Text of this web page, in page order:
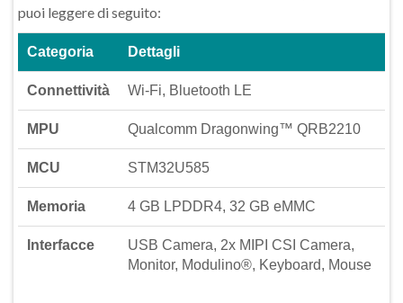
puoi leggere di seguito:
Categoria Dettagli
Connettività Wi-Fi, Bluetooth LE
MPU Qualcomm Dragonwing™ QRB2210
MCU STM32U585
Memoria 4 GB LPDDR4, 32 GB eMMC
Interfacce
USB Camera, 2x MIPI CSI Camera,
Monitor, Modulino®, Keyboard, Mouse